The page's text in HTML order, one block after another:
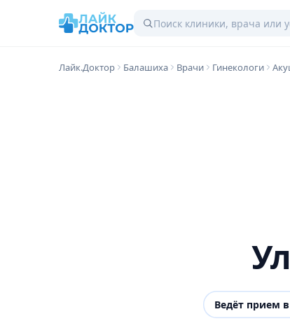
Лайк.Доктор Балашиха Врачи Гинекологи
Ведёт прием